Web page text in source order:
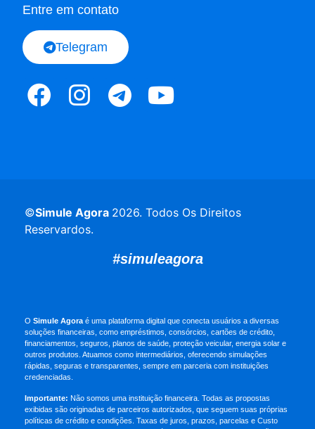
Entre em contato
Telegram
©Simule Agora 2026. Todos Os Direitos
Reservardos.
#simuleagora
O Simule Agora é uma plataforma digital que conecta usuários a diversas
soluções financeiras, como empréstimos, consórcios, cartões de crédito,
financiamentos, seguros, planos de saúde, proteção veicular, energia solar e
outros produtos. Atuamos como intermediários, oferecendo simulações
rápidas, seguras e transparentes, sempre em parceria com instituições
credenciadas.
Importante: Não somos uma instituição financeira. Todas as propostas
exibidas são originadas de parceiros autorizados, que seguem suas próprias
políticas de crédito e condições. Taxas de juros, prazos, parcelas e Custo